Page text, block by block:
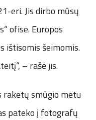
eri. Jis dirbo mūsų
ofise. Europos
ištisomis šeimomis.
– rašė jis.
raketų smūgio metu
pateko į fotografų